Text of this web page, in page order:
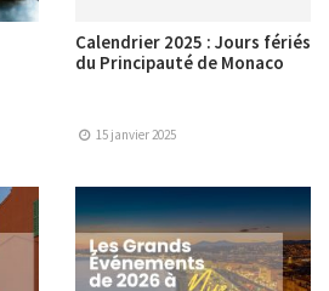
Calendrier 2025 : Jours fériés
du Principauté de Monaco
15 janvier 2025